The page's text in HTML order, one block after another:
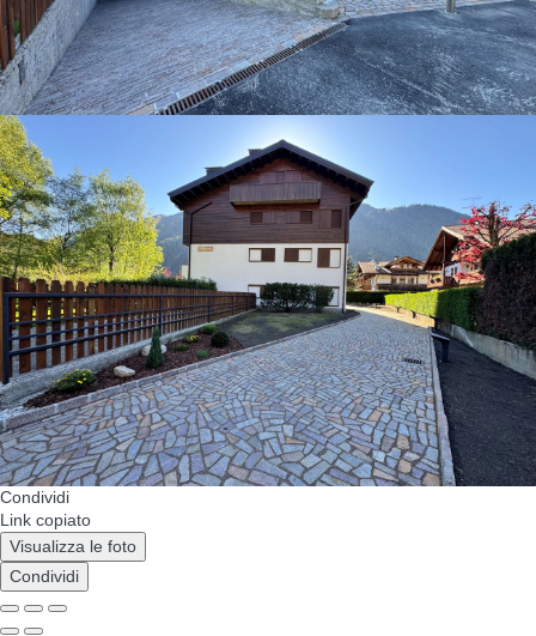
Condividi
Link copiato
Visualizza le foto
Condividi